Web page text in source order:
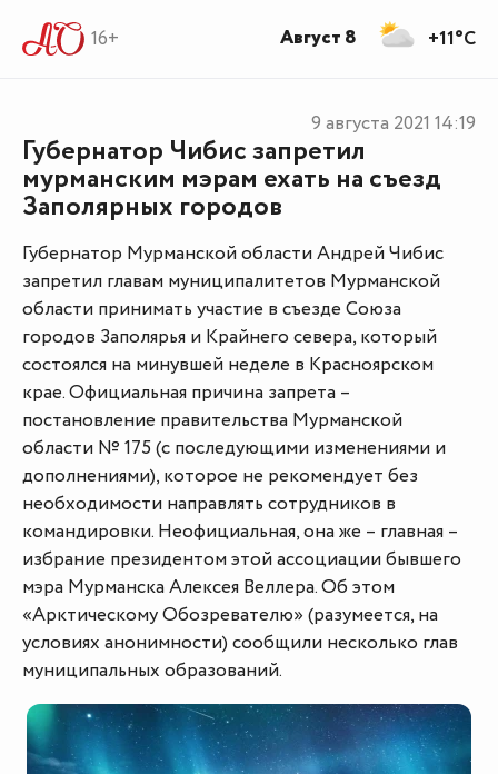
16+
Губернатор Чибис запретил
мурманским мэрам ехать на съезд
Заполярных городов
9 августа 2021 14:19
Губернатор Мурманской области Андрей Чибис
запретил главам муниципалитетов Мурманской
области принимать участие в съезде Союза
городов Заполярья и Крайнего севера, который
состоялся на минувшей неделе в Красноярском
крае. Официальная причина запрета –
постановление правительства Мурманской
области № 175 (с последующими изменениями и
дополнениями), которое не рекомендует без
необходимости направлять сотрудников в
командировки. Неофициальная, она же – главная –
избрание президентом этой ассоциации бывшего
мэра Мурманска Алексея Веллера. Об этом
«Арктическому Обозревателю» (разумеется, на
условиях анонимности) сообщили несколько глав
муниципальных образований.
+11°C
Август 8